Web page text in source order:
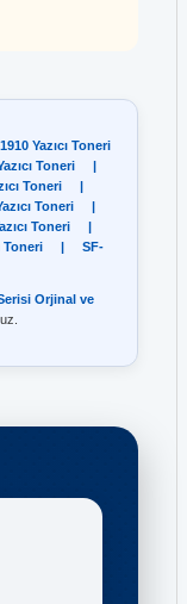
Yazıcı Toneri
Toneri
|
Toneri
|
Toneri
|
Toneri
|
Toneri |
SF-
Orjinal ve